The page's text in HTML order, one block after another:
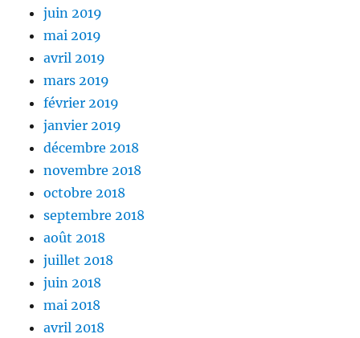
juin 2019
mai 2019
avril 2019
mars 2019
février 2019
janvier 2019
décembre 2018
novembre 2018
octobre 2018
septembre 2018
août 2018
juillet 2018
juin 2018
mai 2018
avril 2018